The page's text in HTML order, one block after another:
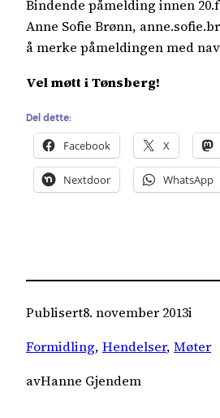
Bindende påmelding innen
Anne Sofie Brønn,
å merke påmeldingen med
Vel møtt i Tønsberg!
Del dette:
Facebook X
Nextdoor WhatsApp
Publisert8. november 2013i
Formidling, Hendelser, Møter
avHanne Gjendem